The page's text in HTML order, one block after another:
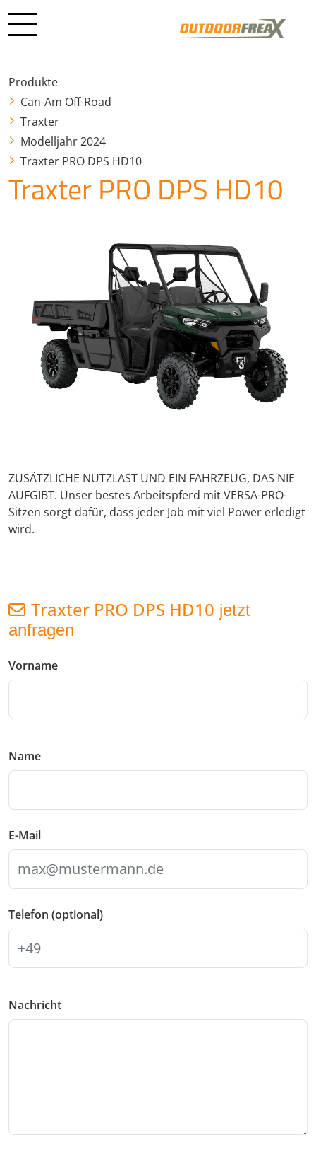
Produkte
Can-Am Off-Road
Traxter
Modelljahr 2024
Traxter PRO DPS HD10
Traxter PRO DPS HD10
ZUSÄTZLICHE NUTZLAST UND EIN FAHRZEUG, DAS NIE
AUFGIBT. Unser bestes Arbeitspferd mit VERSA-PRO-
Sitzen sorgt dafür, dass jeder Job mit viel Power erledigt
wird.
Traxter PRO DPS HD10 jetzt
anfragen
Vorname
Name
E-Mail
Telefon (optional)
Nachricht